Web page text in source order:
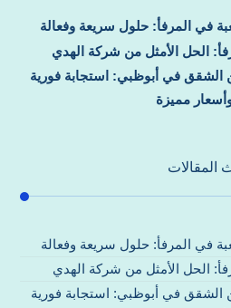
في المرفأ: حلول سريعة وفعالة
الحل الأمثل من شركة الهدي
من الشقق في أبوظبي: استجابة فورية
مميزة
المقالات
في المرفأ: حلول سريعة وفعالة
الحل الأمثل من شركة الهدي
من الشقق في أبوظبي: استجابة فورية